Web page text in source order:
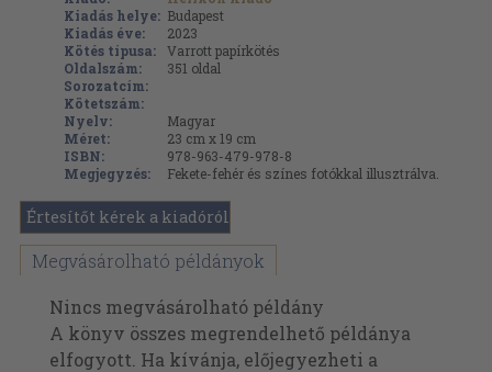
Kiadás helye: Budapest
Kiadás éve:
2023
Kötés típusa:
Varrott papírkötés
Oldalszám:
351 oldal
Sorozatcím:
Kötetszám:
Nyelv:
Magyar
Méret:
23 cm x 19 cm
ISBN:
978-963-479-978-8
Megjegyzés:
Fekete-fehér és színes fotókkal illusztrálva.
Értesítőt kérek a kiadóról
Megvásárolható példányok
Nincs megvásárolható példány
A könyv összes megrendelhető példánya
elfogyott. Ha kívánja, előjegyezheti a